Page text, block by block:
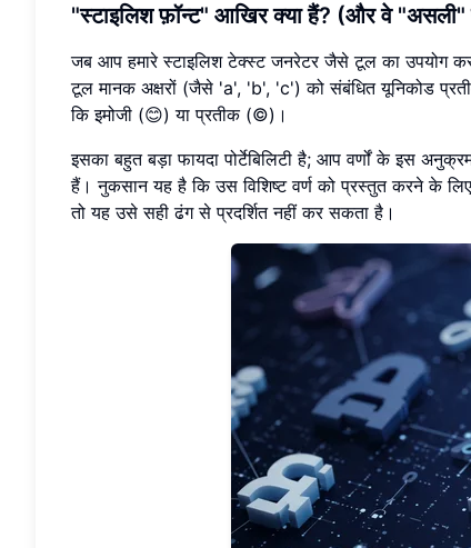
"स्टाइलिश फ़ॉन्ट" आखिर क्या हैं? (और वे "असली"
जब आप हमारे स्टाइलिश टेक्स्ट जनरेटर जैसे टूल का उपयोग
टूल मानक अक्षरों (जैसे 'a', 'b', 'c') को संबंधित यूनिकोड
कि इमोजी (😊) या प्रतीक (©)।
इसका बहुत बड़ा फायदा पोर्टेबिलिटी है; आप वर्णों के इस
हैं। नुकसान यह है कि उस विशिष्ट वर्ण को प्रस्तुत करने के लिए
तो यह उसे सही ढंग से प्रदर्शित नहीं कर सकता है।